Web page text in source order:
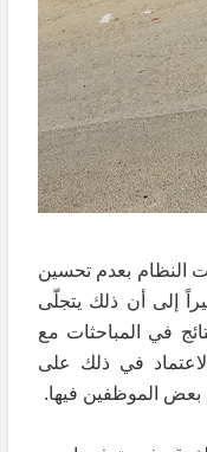
النظام بعدم تحسين
إلى أن ذلك يتجلّى
في المباحثات مع
في ذلك على
بعض الموظفين فيها.